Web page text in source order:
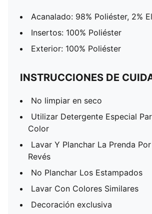
Acanalado: 98% Poliéster, 2%
Insertos: 100% Poliéster
Exterior: 100% Poliéster
INSTRUCCIONES DE
No limpiar en seco
Utilizar Detergente Especial
Color
Lavar Y Planchar La Prenda
Revés
No Planchar Los Estampados
Lavar Con Colores Similares
Decoración exclusiva